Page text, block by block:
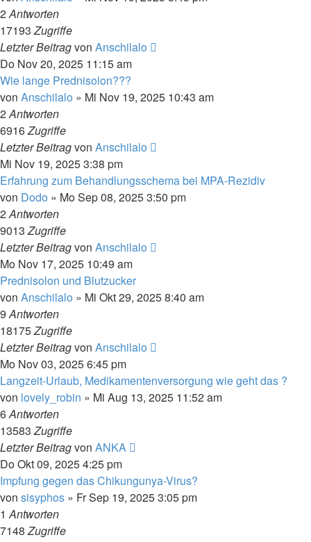
2Antworten
17193Zugriffe
Letzter Beitragvon Anschilalo
Do Nov 20, 2025 11:15 am
Wie lange Prednisolon???
von Anschilalo » Mi Nov 19, 2025 10:43 am
2Antworten
6916Zugriffe
Letzter Beitragvon Anschilalo
Mi Nov 19, 2025 3:38 pm
Erfahrung zum Behandlungsschema bei MPA-Rezidiv
von Dodo » Mo Sep 08, 2025 3:50 pm
2Antworten
9013Zugriffe
Letzter Beitragvon Anschilalo
Mo Nov 17, 2025 10:49 am
Prednisolon und Blutzucker
von Anschilalo » Mi Okt 29, 2025 8:40 am
9Antworten
18175Zugriffe
Letzter Beitragvon Anschilalo
Mo Nov 03, 2025 6:45 pm
Langzeit-Urlaub, Medikamentenversorgung wie geht das ?
von lovely_robin » Mi Aug 13, 2025 11:52 am
6Antworten
13583Zugriffe
Letzter Beitragvon ANKA
Do Okt 09, 2025 4:25 pm
Impfung gegen das Chikungunya-Virus?
von sisyphos » Fr Sep 19, 2025 3:05 pm
1Antworten
7148Zugriffe